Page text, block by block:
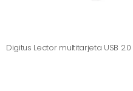
Digitus Lector multitarjeta USB 2.0